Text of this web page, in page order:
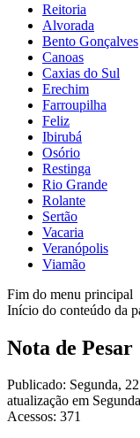
Reitoria
Alvorada
Bento Gonçalves
Canoas
Caxias do Sul
Erechim
Farroupilha
Feliz
Ibirubá
Osório
Restinga
Rio Grande
Rolante
Sertão
Vacaria
Veranópolis
Viamão
Fim do menu principal
Início do conteúdo da
Nota de Pesar
Publicado: Segunda,
atualização em
Acessos: 371